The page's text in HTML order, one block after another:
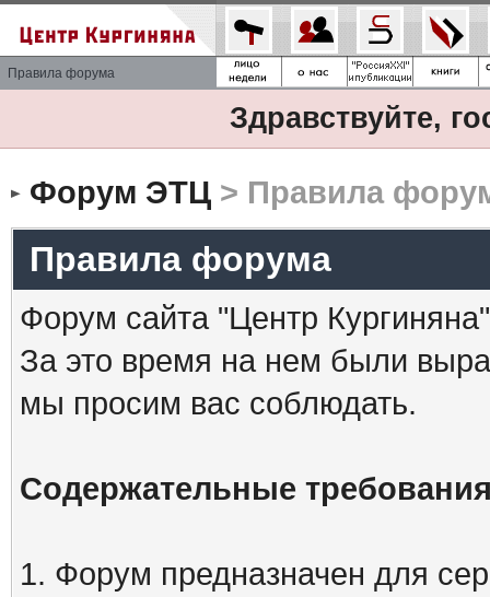
Правила форума
Здравствуйте,
Форум ЭТЦ> Правила
Правила форума
Форум сайта "Центр
За это время на нем были
мы просим вас соблюдать.
Содержательные
1. Форум предназначен для